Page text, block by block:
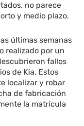
no parece
y medio plazo.
últimas semanas
realizado por un
fallos
de Kia. Estos
localizar y robar
de fabricación
la matrícula